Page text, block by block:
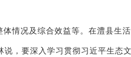
情况及综合效益等。在澧县生
，要深入学习贯彻习近平生态